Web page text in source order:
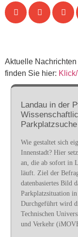
Aktuelle
finden Sie hier:
Landau in der
Wie gestaltet sich
Innenstadt? Hier
an, die ab sofort in
läuft. Ziel der
datenbasiertes Bild
Parkplatzsituation
Durchgeführt wird
Technischen
und Verkehr